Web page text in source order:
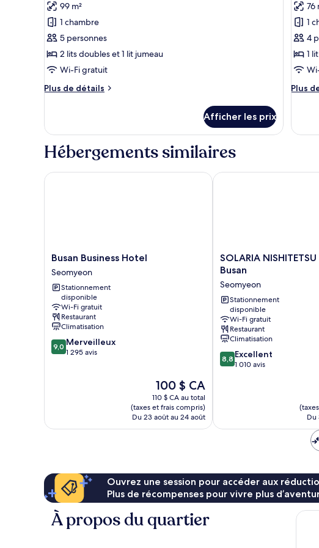
photos
pour
ce
type
de
chambre :
Suite
99 m²
1 chambre
5 personnes
2 lits doubles et 1 lit jumeau
Wi-Fi gratuit
Plus de détails
Plus
Suite
royale
Afficher les prix
pour
ce
type
de
Suite
76
1
4
1
Plus
Plus
Suite
Hébergements similaires
Busan
Business
Hotel
Seomyeon
Busan Business Hotel
Seomyeon
Stationnement
disponible
Wi-Fi gratuit
Restaurant
Climatisation
9.0
sur
9,0 Merveilleux
1 295 avis
Le
prix
est
de
100 $ CA
100 $ CA
110 $ CA au total
(taxes et frais compris)
Du 23 août au 24 août
Busan Business Hotel
SOLARIA
NISHITETSU
Busan
Seomyeon
SOLARIA NISHITETSU
Busan
Seomyeon
Stationnement
disponible
Wi-Fi gratuit
Restaurant
Climatisation
8.8
sur
8,8 Excellent
1 010 avis
Du
SOLARIA NISHITETSU
Ouvrez une session pour accéder aux
Plus de récompenses pour vivre plus
À propos du quartier